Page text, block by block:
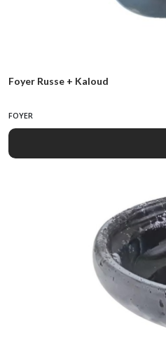
Foyer Russe + Kaloud
FOYER